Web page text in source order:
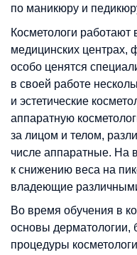
по маникюру и
Косметологи работают
медицинских центрах,
особо ценятся
в своей работе
и эстетические
аппаратную
за лицом и телом,
числе аппаратные. На
к снижению веса на
владеющие
Во время обучения в
основы дерматологии,
процедуры